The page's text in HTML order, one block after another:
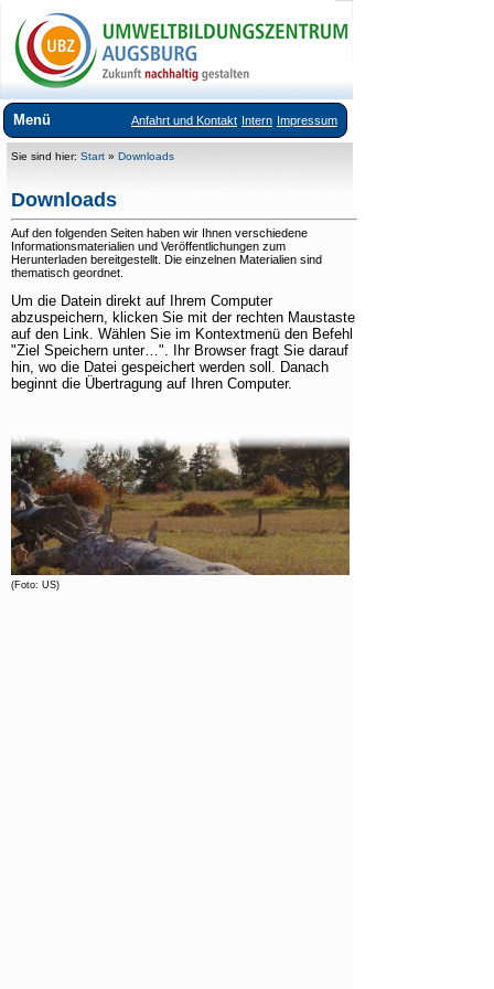
Anfahrt und Kontakt Intern Impressum
Menü
Über uns
Veranstaltungsangebote
Ausstellungen im UBZ
Vermietung Seminarräume
Downloads
Links
Sie sind hier: Start » Downloads
Downloads
Auf den folgenden Seiten haben wir Ihnen verschiedene
Informationsmaterialien und Veröffentlichungen zum
Herunterladen bereitgestellt. Die einzelnen Materialien sind
thematisch geordnet.
Um die Datein direkt auf Ihrem Computer
abzuspeichern, klicken Sie mit der rechten Maustaste
auf den Link. Wählen Sie im Kontextmenü den Befehl
"Ziel Speichern unter…". Ihr Browser fragt Sie darauf
hin, wo die Datei gespeichert werden soll. Danach
beginnt die Übertragung auf Ihren Computer.
(Foto: US)